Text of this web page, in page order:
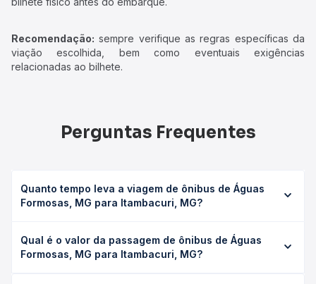
Recomendação: sempre verifique as regras específicas da
viação escolhida, bem como eventuais exigências
relacionadas ao bilhete.
Perguntas Frequentes
Quanto tempo leva a viagem de ônibus de Águas
Formosas, MG para Itambacuri, MG?
Itambacuri, MG leva em média 4h 33min, podendo variar
conforme a viação, o tipo de serviço (convencional,
Qual é o valor da passagem de ônibus de Águas
Formosas, MG para Itambacuri, MG?